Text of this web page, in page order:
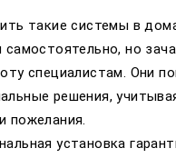
такие системы в
самостоятельно, но
специалистам. Они
решения,
пожелания.
установка